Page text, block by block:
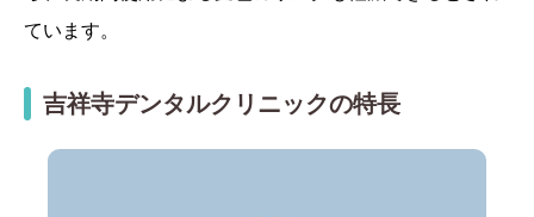
ています。
吉祥寺デンタルクリニックの特長